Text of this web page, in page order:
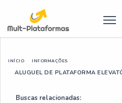
INÍCIO INFORMAÇÕES
ALUGUEL DE PLATAFORMA
Buscas relacionadas: